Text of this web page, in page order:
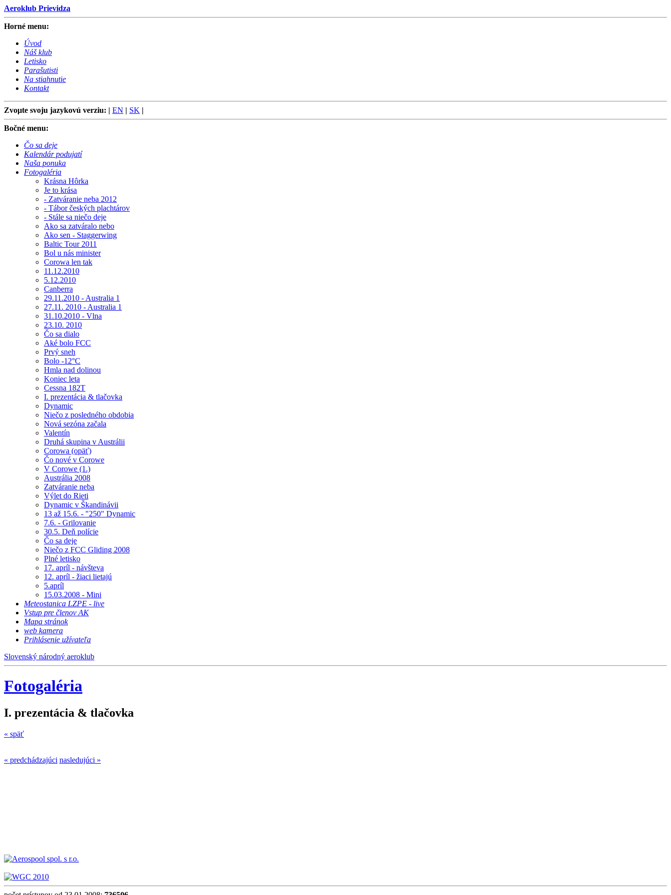
Aeroklub Prievidza
Horné menu:
Úvod
Náš klub
Letisko
Parašutisti
Na stiahnutie
Kontakt
Zvoµte svoju jazykovú verziu: | EN | SK |
Bočné menu:
Čo sa deje
Kalendár podujatí
Naša ponuka
Fotogaléria
Krásna Hôrka
Je to krása
- Zatváranie neba 2012
- Tábor českých plachtárov
- Stále sa niečo deje
Ako sa zatváralo nebo
Ako sen - Staggerwing
Baltic Tour 2011
Bol u nás minister
Corowa len tak
11.12.2010
5.12.2010
Canberra
29.11.2010 - Australia 1
27.11. 2010 - Australia 1
31.10.2010 - Vlna
23.10. 2010
Čo sa dialo
Aké bolo FCC
Prvý sneh
Bolo -12°C
Hmla nad dolinou
Koniec leta
Cessna 182T
I. prezentácia & tlačovka
Dynamic
Niečo z posledného obdobia
Nová sezóna začala
Valentín
Druhá skupina v Austrálii
Corowa (opäť)
Čo nové v Corowe
V Corowe (1.)
Austrália 2008
Zatváranie neba
Výlet do Rieti
Dynamic v Škandinávii
13 až 15.6. - "250" Dynamic
7.6. - Grilovanie
30.5. Deň polície
Čo sa deje
Niečo z FCC Gliding 2008
Plné letisko
17. apríl - návšteva
12. apríl - žiaci lietajú
5.apríl
15.03.2008 - Mini
Meteostanica LZPE - live
Vstup pre členov AK
Mapa stránok
web kamera
Prihlásenie užívateľa
Slovenský národný aeroklub
Fotogaléria
I. prezentácia & tlačovka
« späť
« predchádzajúci nasledujúci »